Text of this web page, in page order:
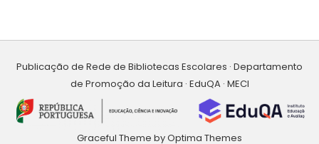
Publicação de Rede de Bibliotecas Escolares · Departamento
de Promoção da Leitura · EduQA · MECI
Graceful Theme byOptima Themes